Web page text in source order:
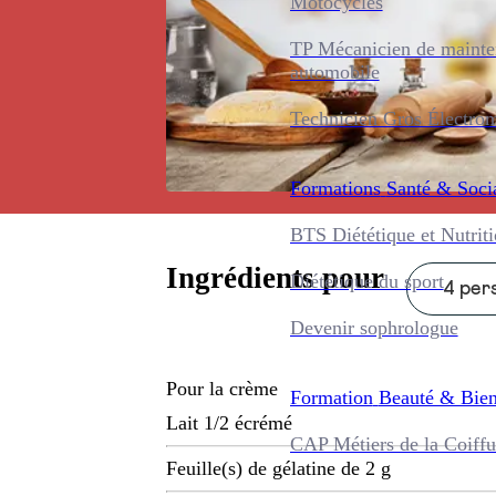
TP Mécanicien de
automobile
Technicien Gros
Formations Santé &
BTS Diététique et
Diététique du sport
Devenir sophrologue
Formation Beauté &
CAP Métiers de la
Ingrédients pour 4
Pour la crème
Lait 1/2 écrémé
Feuille(s) de gélatine de 2 g